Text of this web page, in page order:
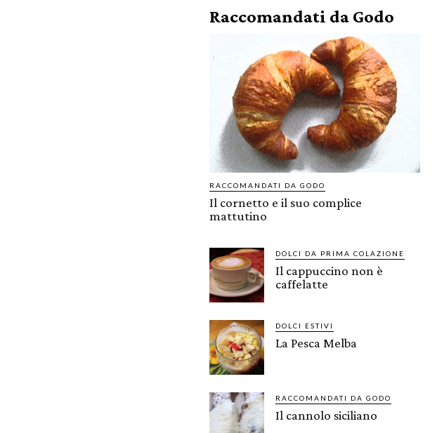
Raccomandati da Godo
RACCOMANDATI DA GODO
Il cornetto e il suo complice
mattutino
DOLCI DA PRIMA COLAZIONE
Il cappuccino non è
caffelatte
DOLCI ESTIVI
La Pesca Melba
RACCOMANDATI DA GODO
Il cannolo siciliano